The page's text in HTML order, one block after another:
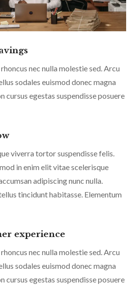
nec nulla molestie sed. Arcu
sodales euismod donec magna
cursus egestas suspendisse posuere
viverra tortor suspendisse felis.
in enim elit vitae scelerisque
adipiscing nunc nulla.
tincidunt habitasse. Elementum
experience
nec nulla molestie sed. Arcu
sodales euismod donec magna
cursus egestas suspendisse posuere